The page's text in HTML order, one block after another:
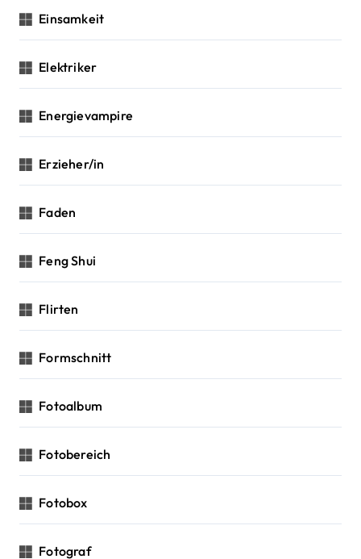
Einsamkeit
Elektriker
Energievampire
Erzieher/in
Faden
Feng Shui
Flirten
Formschnitt
Fotoalbum
Fotobereich
Fotobox
Fotograf